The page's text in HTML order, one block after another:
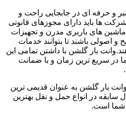
و حرفه ای در جابجایی راحت و
ها باید دارای مجوزهای قانونی
های باربری مدرن و تجهیزات
اصولی باشند تا بتوانند خدمات
بار گلشن با داشتن تمامی این
در سریع ترین زمان و با ضمانت
بار گلشن به عنوان قدیمی ترین
ایران با بیش از ۷۵ سال سابقه در انواع حمل و نقل بهترین
شما است.